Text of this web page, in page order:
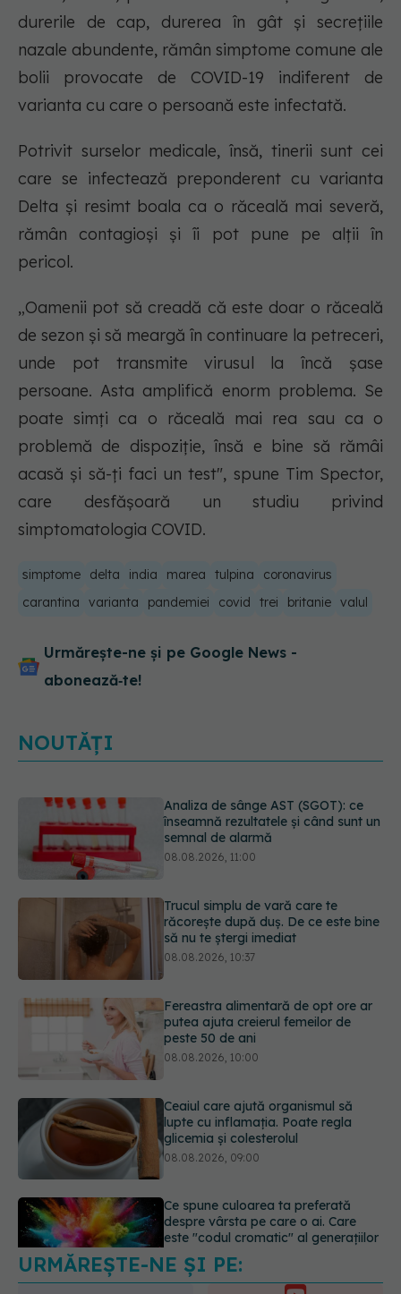
durerile de cap, durerea în gât și secrețiile
nazale abundente, rămân simptome comune ale
bolii provocate de COVID-19 indiferent de
varianta cu care o persoană este infectată.
Potrivit surselor medicale, însă, tinerii sunt cei
care se infectează preponderent cu varianta
Delta și resimt boala ca o răceală mai severă,
rămân contagioși și îi pot pune pe alții în
pericol.
„Oamenii pot să creadă că este doar o răceală
de sezon și să meargă în continuare la petreceri,
unde pot transmite virusul la încă șase
persoane. Asta amplifică enorm problema. Se
poate simți ca o răceală mai rea sau ca o
problemă de dispoziție, însă e bine să rămâi
acasă și să-ți faci un test", spune Tim Spector,
care desfășoară un studiu privind
simptomatologia COVID.
simptome delta india marea tulpina
coronavirus
carantina
varianta pandemiei covid trei britanie valul
Urmărește-ne și pe Google News -
abonează‑te!
NOUTĂȚI
Trucul simplu de vară care te
răcorește după duș. De ce este bine
să nu te ștergi imediat
08.08.2026, 10:37
Fereastra alimentară de opt ore ar
putea ajuta creierul femeilor de
peste 50 de ani
08.08.2026, 10:00
Ceaiul care ajută organismul să
lupte cu inflamația. Poate regla
glicemia și colesterolul
08.08.2026, 09:00
Ce spune culoarea ta preferată
despre vârsta pe care o ai. Care
este "codul cromatic" al generațiilor
07.08.2026, 21:29
Analiza de sânge AST (SGOT): ce
înseamnă rezultatele și când sunt un
semnal de alarmă
08.08.2026, 11:00
URMĂREȘTE-NE ȘI PE:
URMĂRITORI 6560